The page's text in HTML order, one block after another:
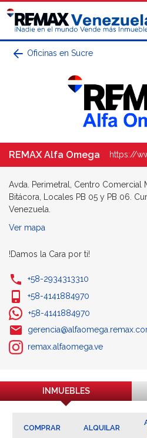
Oficinas en Sucre
REMAX Alfa Omega https://
Avda. Perimetral, Centro Comercial
Bitácora, Locales PB 05 y PB 06.
Venezuela.
Ver mapa
!Damos la Cara por ti!
+58-2934313310
+58-4141884970
+58-4141884970
remax.alfaomega.ve
INMUEBLES
COMPRAR ALQUILAR